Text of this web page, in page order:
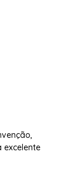
excelente